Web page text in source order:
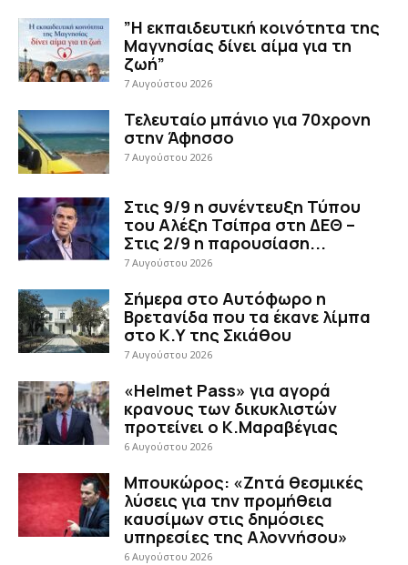
”Η εκπαιδευτική κοινότητα της
Μαγνησίας δίνει αίμα για τη
ζωή”
7 Αυγούστου 2026
Τελευταίο μπάνιο για 70χρονη
στην Άφησσο
7 Αυγούστου 2026
Στις 9/9 η συνέντευξη Τύπου
του Αλέξη Τσίπρα στη ΔΕΘ –
Στις 2/9 η παρουσίαση...
7 Αυγούστου 2026
Σήμερα στο Αυτόφωρο η
Βρετανίδα που τα έκανε λίμπα
στο Κ.Υ της Σκιάθου
7 Αυγούστου 2026
«Helmet Pass» για αγορά
κρανους των δικυκλιστών
προτείνει ο Κ.Μαραβέγιας
6 Αυγούστου 2026
Μπουκώρος: «Ζητά θεσμικές
λύσεις για την προμήθεια
καυσίμων στις δημόσιες
υπηρεσίες της Αλοννήσου»
6 Αυγούστου 2026